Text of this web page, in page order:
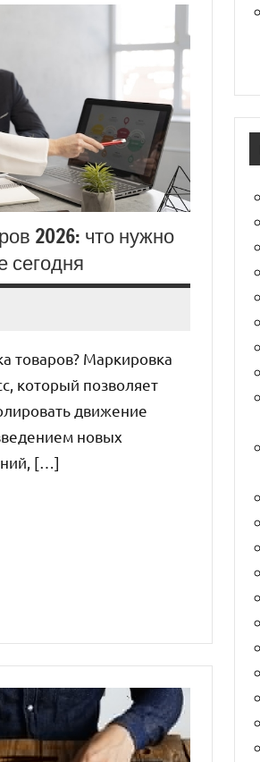
2026: что нужно
сегодня
товаров? Маркировка
который позволяет
движение
новых
[…]